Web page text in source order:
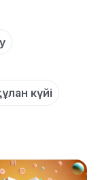
күйі